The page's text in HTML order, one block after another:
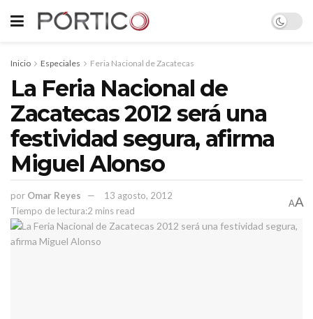
Inicio Especiales Feria Nacional de Zacatecas
La Feria Nacional de
Zacatecas 2012 será una
festividad segura, afirma
Miguel Alonso
por Omar Reyes
13 agosto, 2012
Tiempo de lectura:2 mins read
AA